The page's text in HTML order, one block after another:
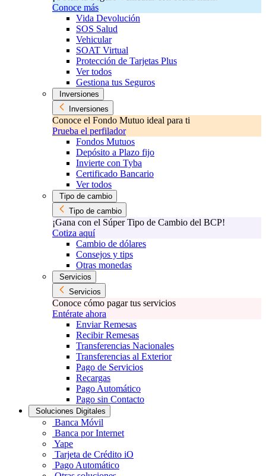
Conoce más
Vida Devolución
SOS Salud
Vehicular
SOAT Virtual
Protección de Tarjetas Plus
Ver todos
Gestiona tus Seguros
Inversiones
Inversiones
Conoce el Fondo Mutuo ideal para ti
Prueba el perfilador
Fondos Mutuos
Depósito a Plazo fijo
Invierte con Tyba
Certificado Bancario
Ver todos
Tipo de cambio
Tipo de cambio
¡Gana con el Súper Tipo de Cambio del BCP!
Cotiza aquí
Cambio de dólares
Consejos y tips
Otras monedas
Servicios
Servicios
Conoce cómo pagar tus servicios
Entérate ahora
Enviar Remesas
Recibir Remesas
Transferencias Nacionales
Transferencias al Exterior
Pago de Servicios
Recargas
Pago Automático
Pago sin Contacto
Soluciones Digitales
Banca Móvil
Banca por Internet
Yape
Tarjeta de Crédito iO
Pago Automático